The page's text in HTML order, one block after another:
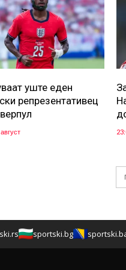
уште еден
репрезентативец
sportski.bg